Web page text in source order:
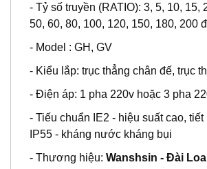
- Tỷ số truyền (RATIO): 3, 5, 10, 15,
50, 60, 80, 100, 120, 150, 180, 200
- Model : GH, GV
- Kiểu lắp: trục thẳng chân đế, trục
- Điện áp: 1 pha 220v hoặc 3 pha
- Tiếu chuẩn IE2 - hiệu suất cao, tiết
IP55 - kháng nước kháng bụi